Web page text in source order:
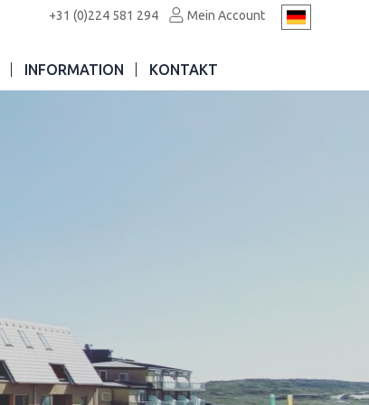
+31 (0)224 581 294 Mein Account
INFORMATION KONTAKT